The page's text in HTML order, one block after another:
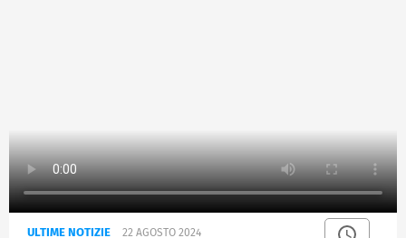
ULTIME NOTIZIE 22 AGOSTO 2024